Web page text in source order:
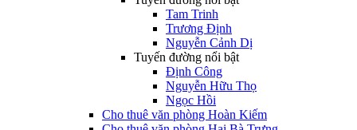
Tam Trinh
Trương Định
Nguyễn Cảnh Dị
Tuyến đường nổi bật
Định Công
Nguyễn Hữu Thọ
Ngọc Hồi
Cho thuê văn phòng Hoàn Kiếm